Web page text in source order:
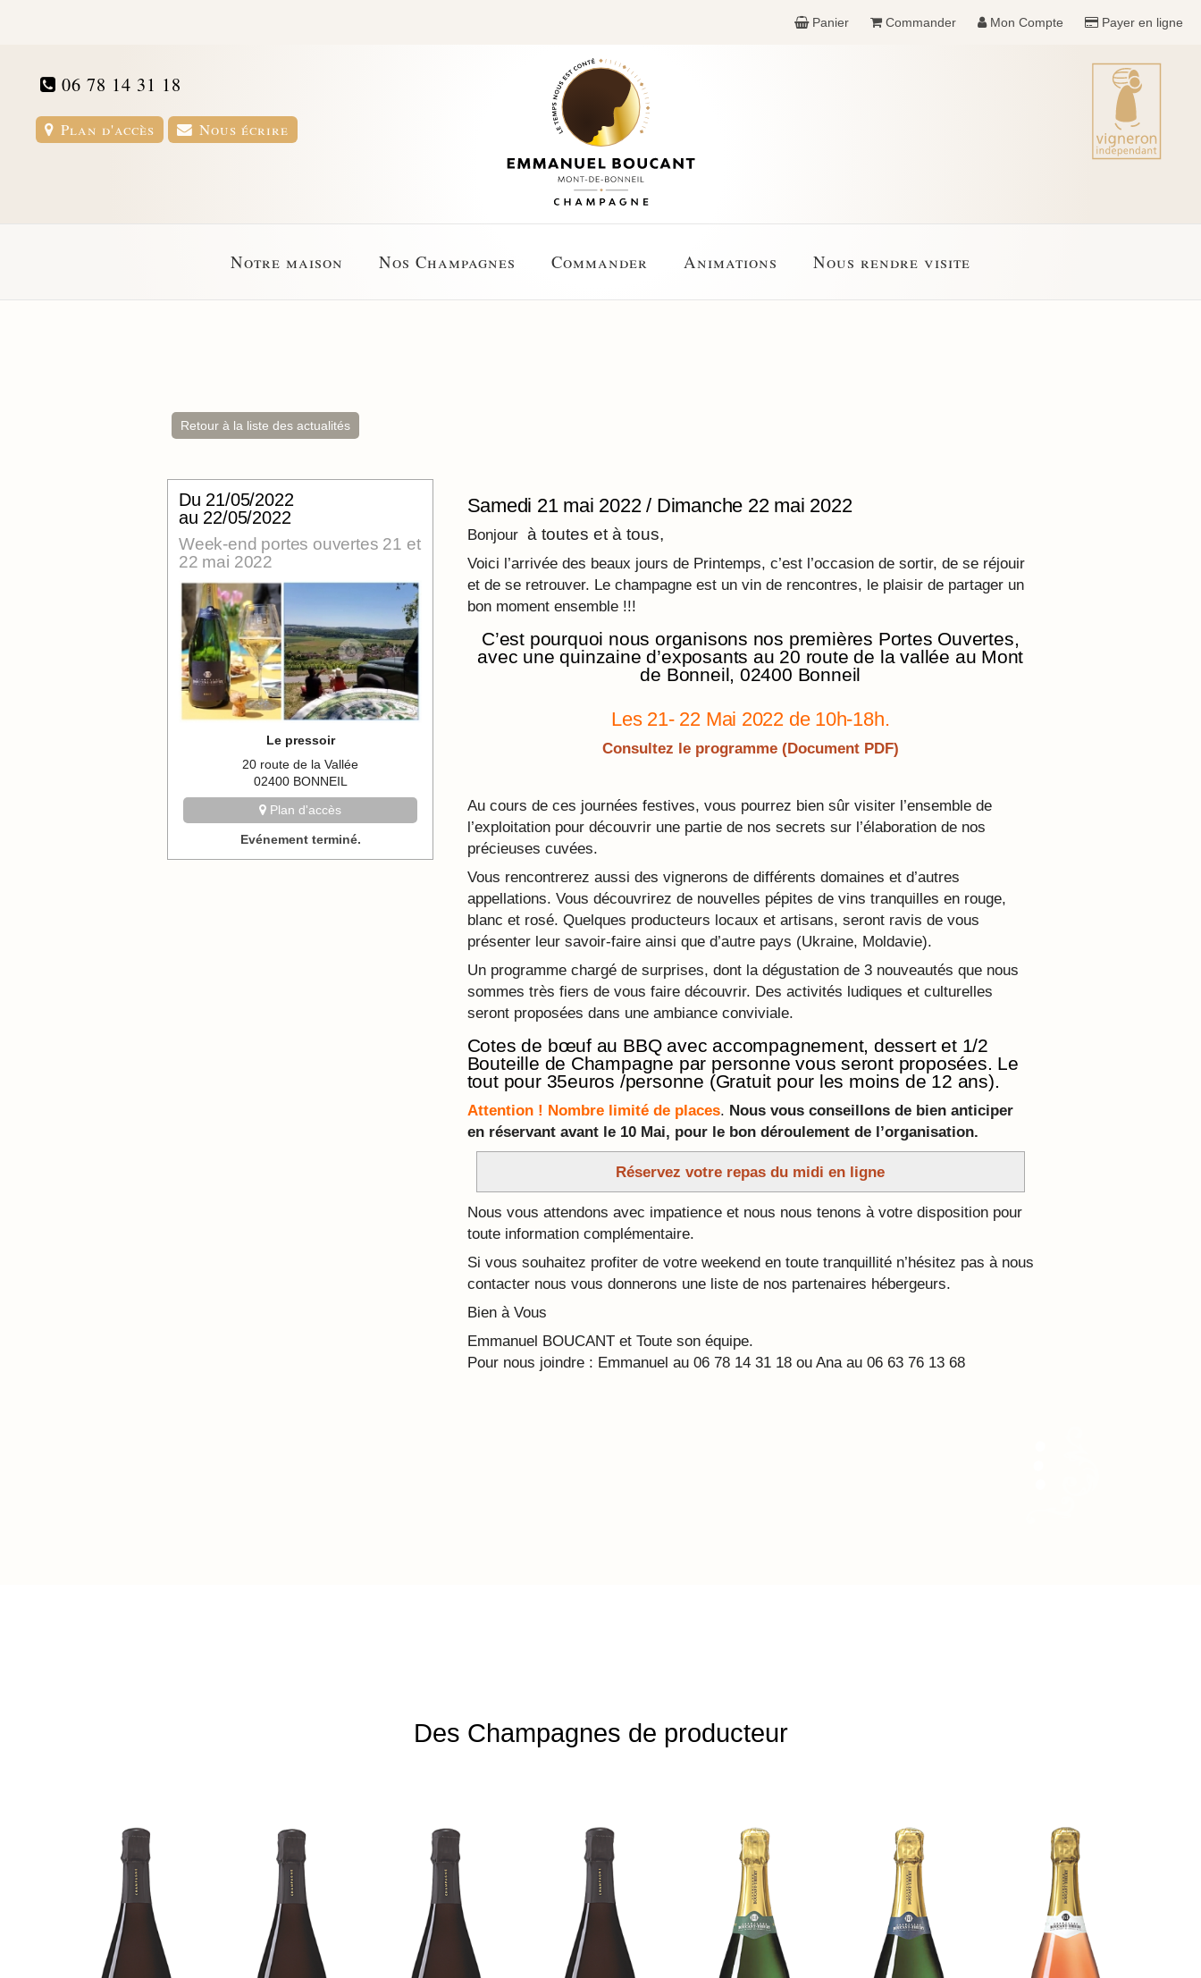
Panier Commander Mon Compte Payer en ligne
06 78 14 31 18
Plan d'accès Nous écrire
Notre maison Nos Champagnes Commander Animations Nous rendre visite
Retour à la liste des actualités
Du 21/05/2022
au 22/05/2022
Week-end portes ouvertes 21 et
22 mai 2022
Le pressoir
20 route de la Vallée
02400 BONNEIL
Plan d'accès
Evénement terminé.
Samedi 21 mai 2022 / Dimanche 22 mai 2022
Bonjour à toutes et à tous,
Voici l’arrivée des beaux jours de Printemps, c’est l’occasion de sortir, de se réjouir
et de se retrouver. Le champagne est un vin de rencontres, le plaisir de partager un
bon moment ensemble !!!
C’est pourquoi nous organisons nos premières Portes Ouvertes,
avec une quinzaine d’exposants au 20 route de la vallée au Mont
de Bonneil, 02400 Bonneil
Les 21- 22 Mai 2022 de 10h-18h.
Consultez le programme (Document PDF)
Au cours de ces journées festives, vous pourrez bien sûr visiter l’ensemble de
l’exploitation pour découvrir une partie de nos secrets sur l’élaboration de nos
précieuses cuvées.
Vous rencontrerez aussi des vignerons de différents domaines et d’autres
appellations. Vous découvrirez de nouvelles pépites de vins tranquilles en rouge,
blanc et rosé. Quelques producteurs locaux et artisans, seront ravis de vous
présenter leur savoir-faire ainsi que d’autre pays (Ukraine, Moldavie).
Un programme chargé de surprises, dont la dégustation de 3 nouveautés que nous
sommes très fiers de vous faire découvrir. Des activités ludiques et culturelles
seront proposées dans une ambiance conviviale.
Cotes de bœuf au BBQ avec accompagnement, dessert et 1/2
Bouteille de Champagne par personne vous seront proposées. Le
tout pour 35euros /personne (Gratuit pour les moins de 12 ans).
Attention ! Nombre limité de places. Nous vous conseillons de bien anticiper
en réservant avant le 10 Mai, pour le bon déroulement de l’organisation.
Réservez votre repas du midi en ligne
Nous vous attendons avec impatience et nous nous tenons à votre disposition pour
toute information complémentaire.
Si vous souhaitez profiter de votre weekend en toute tranquillité n’hésitez pas à nous
contacter nous vous donnerons une liste de nos partenaires hébergeurs.
Bien à Vous
Emmanuel BOUCANT et Toute son équipe.
Pour nous joindre : Emmanuel au 06 78 14 31 18 ou Ana au 06 63 76 13 68
Des Champagnes de producteur